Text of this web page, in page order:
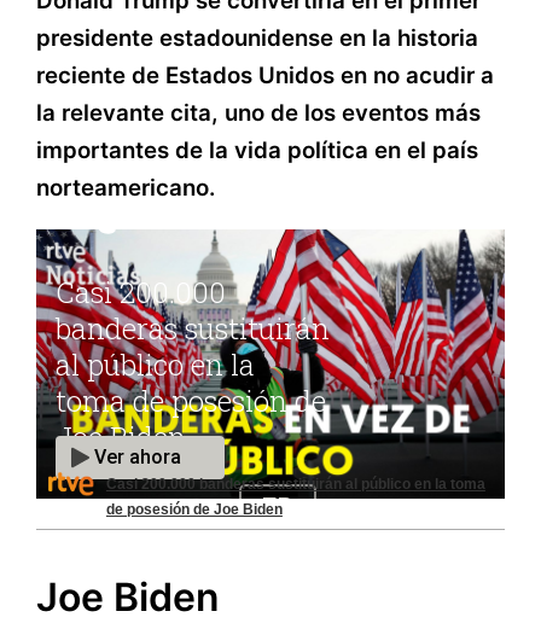
presidente estadounidense en la historia
reciente de Estados Unidos en no acudir a
la relevante cita, uno de los eventos más
importantes de la vida política en el país
norteamericano.
Casi 200.000 banderas sustituirán al público en la toma
de posesión de Joe Biden
Joe Biden